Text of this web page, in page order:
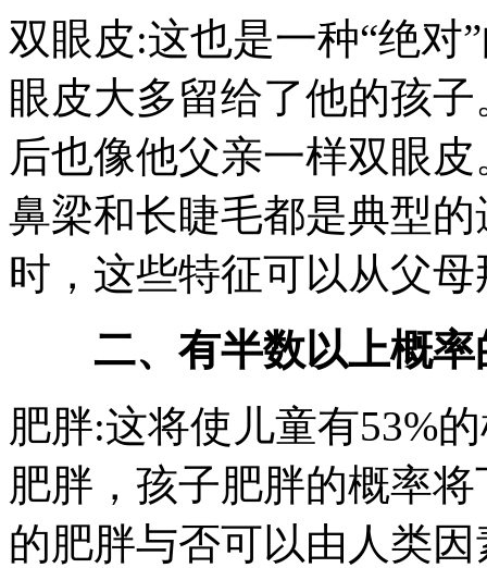
双眼皮:这也是一种“绝对
眼皮大多留给了他的孩
后也像他父亲一样双眼
鼻梁和长睫毛都是典型
时，这些特征可以从父
二、有半数以上概率
肥胖:这将使儿童有53%
肥胖，孩子肥胖的概率
的肥胖与否可以由人类